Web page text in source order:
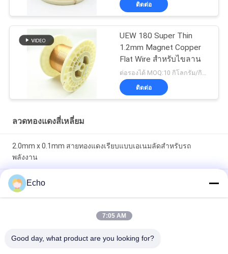
ติดต่อ
UEW 180 Super Thin
1.2mm Magnet Copper
Flat Wire สำหรับไขลาน
ต่อรองได้ MOQ:10 กิโลกรัม/กิโลกรัม
ติดต่อ
ลวดทองแดงสี่เหลี่ยม
2.0mm x 0.1mm สายทองแดงเรียบแบบเอเนมลัดสําหรับรถ
พลังงาน
Super 1.8mmx0.2mm UL AIW สายแบนทองแดงเคลือบด้วยเอ็มเอ
ลสําหรับมอเตอร์
UEWH ลวดทองแดงอาบน้ำยารูปสี่เหลี่ยมผืนผ้าขนาดบางพิเศษ 1.5
Echo
7:05 AM
Good day, what product are you looking for?